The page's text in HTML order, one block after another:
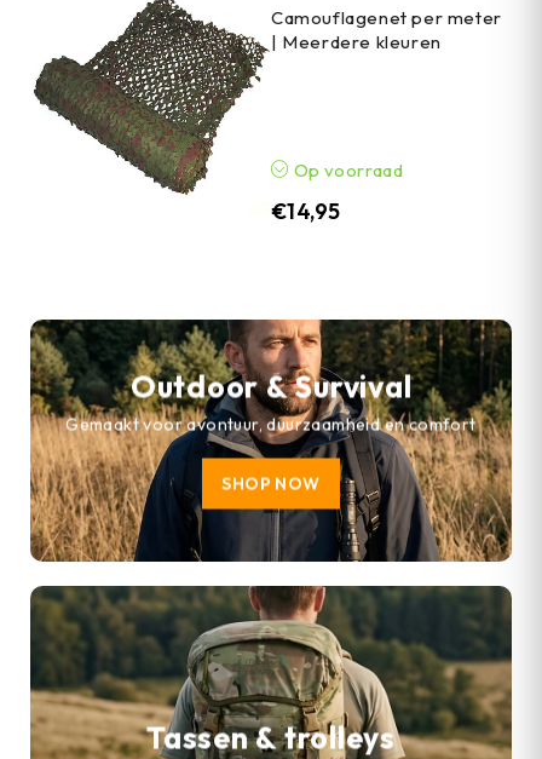
Camouflagenet per meter
| Meerdere kleuren
Op voorraad
€14,95
Outdoor & Survival
Gemaakt voor avontuur, duurzaamheid en comfort
SHOP NOW
Tassen & trolleys